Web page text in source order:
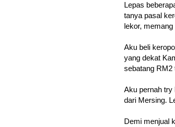
Lepas
tanya pasal
lekor,
Aku beli
yang dekat
sebatang RM2
Aku pernah try
dari Mersing.
Demi menjual